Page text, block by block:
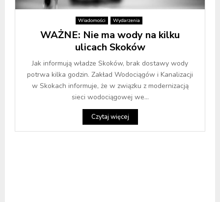
Wiadomości Wydarzenia
WAŻNE: Nie ma wody na kilku
ulicach Skoków
Jak informują władze Skoków, brak dostawy wody
potrwa kilka godzin. Zakład Wodociągów i Kanalizacji
w Skokach informuje, że w związku z modernizacją
sieci wodociągowej we...
Czytaj więcej